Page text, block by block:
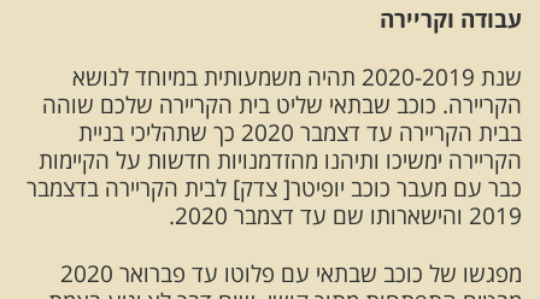
עבודה וקריירה
שנת 2020-2019 תהיה משמעותית במיוחד לנושא
הקריירה. כוכב שבתאי שליט בית הקריירה שלכם שוהה
בבית הקריירה עד דצמבר 2020 כך שתהליכי בניית
הקריירה ימשיכו ותיהנו מהזדמנויות חדשות על הקיימות
כבר עם מעבר כוכב יופיטר[ צדק] לבית הקריירה בדצמבר
2019 והישארותו שם עד דצמבר 2020.
מפגשו של כוכב שבתאי עם פלוטו עד פברואר 2020